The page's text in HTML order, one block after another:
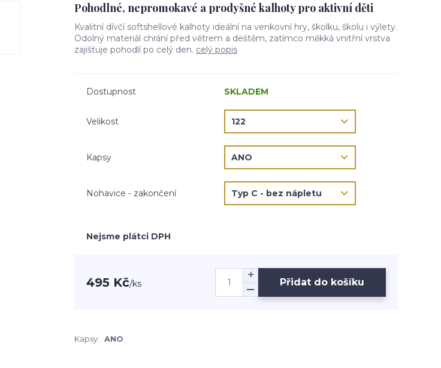
Pohodlné, nepromokavé a prodyšné kalhoty pro aktivní děti
Kvalitní dívčí softshellové kalhoty ideální na venkovní hry, školku, školu i výlety.
Odolný materiál chrání před větrem a deštěm, zatímco měkká vnitřní vrstva
zajišťuje pohodlí po celý den. celý popis
Dostupnost SKLADEM
Velikost
Kapsy
Nohavice - zakončení
Nejsme plátci DPH
495 Kč/ks Přidat do košíku
Kapsy: ANO